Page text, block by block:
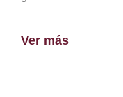
Ver más